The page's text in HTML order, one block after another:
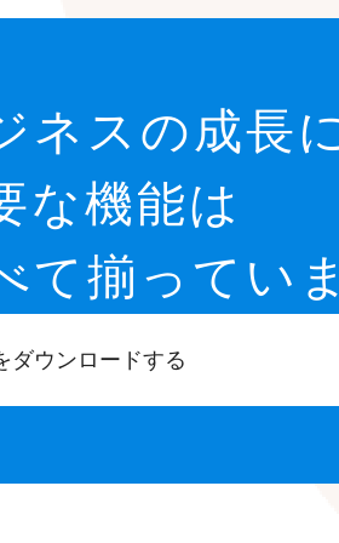
ネスの成長
な機能は
て揃ってい
ダウンロードする